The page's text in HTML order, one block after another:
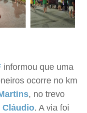
informou que uma
ocorre no km
, no trevo
. A via foi